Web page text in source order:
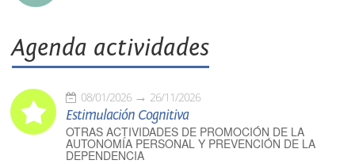
Agenda actividades
08/01/2026 26/11/2026
Estimulación Cognitiva
OTRAS ACTIVIDADES DE PROMOCIÓN DE LA
AUTONOMÍA PERSONAL Y PREVENCIÓN DE LA
DEPENDENCIA